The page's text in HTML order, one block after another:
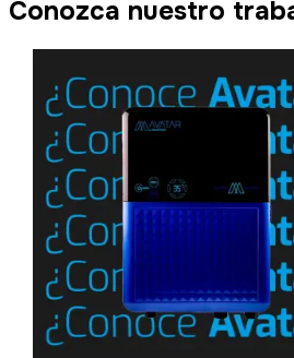
Conozca nuestro